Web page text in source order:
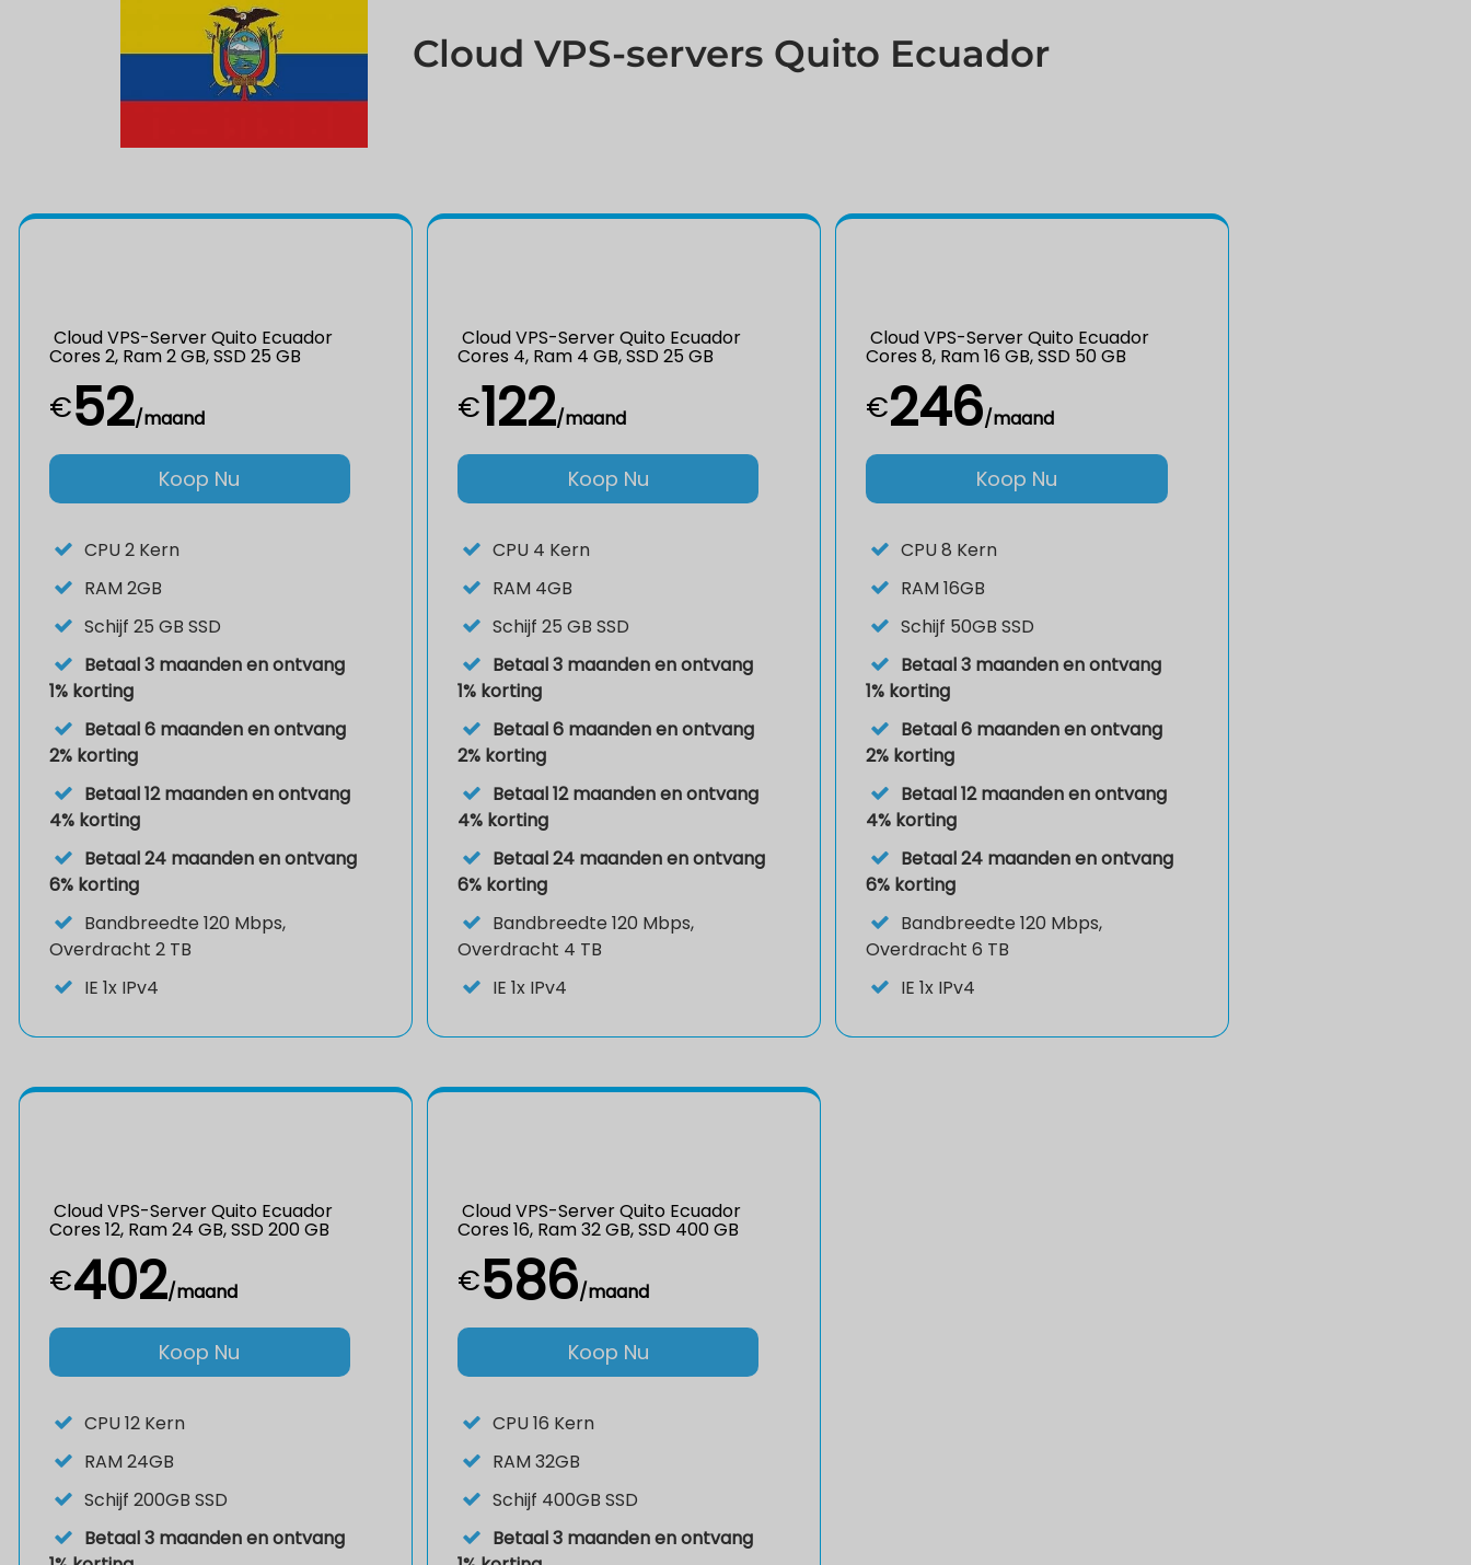
Cloud VPS-servers Quito Ecuador
Cloud VPS-Server Quito Ecuador
Cores 2, Ram 2 GB, SSD 25 GB
€52/maand
Koop Nu
CPU 2 Kern
RAM 2GB
Schijf 25 GB SSD
Betaal 3 maanden en ontvang
1% korting
Betaal 6 maanden en ontvang
2% korting
Betaal 12 maanden en ontvang
4% korting
Betaal 24 maanden en ontvang
6% korting
Bandbreedte 120 Mbps,
Overdracht 2 TB
IE 1x IPv4
Cloud VPS-Server Quito Ecuador
Cores 4, Ram 4 GB, SSD 25 GB
€122/maand
Koop Nu
CPU 4 Kern
RAM 4GB
Schijf 25 GB SSD
Betaal 3 maanden en ontvang
1% korting
Betaal 6 maanden en ontvang
2% korting
Betaal 12 maanden en ontvang
4% korting
Betaal 24 maanden en ontvang
6% korting
Bandbreedte 120 Mbps,
Overdracht 4 TB
IE 1x IPv4
Cloud VPS-Server Quito Ecuador
Cores 8, Ram 16 GB, SSD 50 GB
€246/maand
Koop Nu
CPU8 Kern
RAM16GB
Schijf 50GB SSD
Betaal 3 maanden en ontvang
1% korting
Betaal 6 maanden en ontvang
2% korting
Betaal 12 maanden en ontvang
4% korting
Betaal 24 maanden en ontvang
6% korting
Bandbreedte 120 Mbps,
Overdracht 6 TB
IE1x IPv4
Cloud VPS-Server Quito Ecuador
Cores 12, Ram 24 GB, SSD 200 GB
€402/maand
Koop Nu
CPU 12 Kern
RAM 24GB
Schijf 200GB SSD
Betaal 3 maanden en ontvang
Cloud VPS-Server Quito Ecuador
Cores 16, Ram 32 GB, SSD 400 GB
€586/maand
Koop Nu
CPU 16 Kern
RAM 32GB
Schijf 400GB SSD
Betaal 3 maanden en ontvang